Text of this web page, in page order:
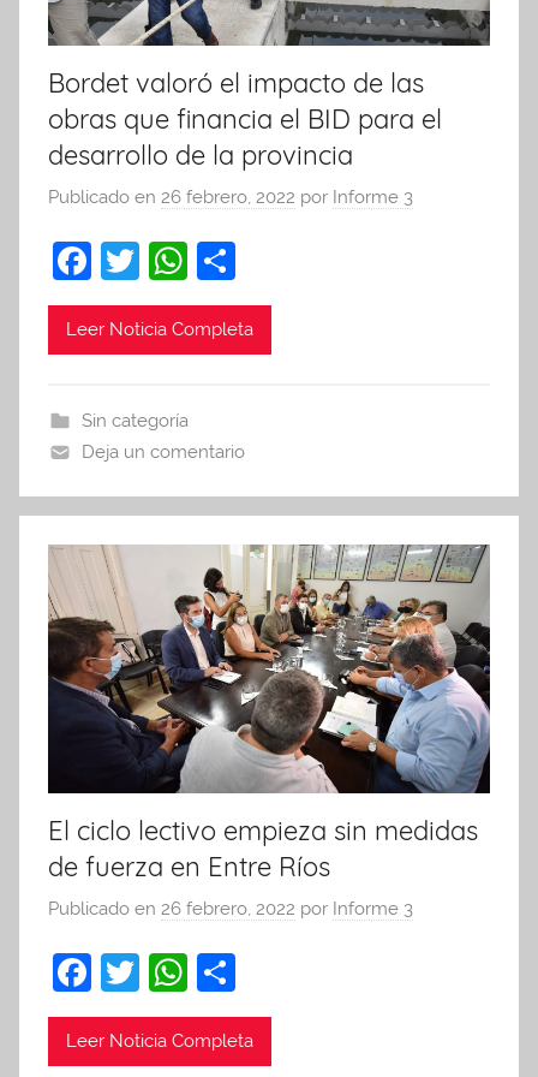
Bordet valoró el impacto de las
obras que financia el BID para el
desarrollo de la provincia
Publicado en 26 febrero, 2022 por Informe 3
F
a
c
b
o
o
k
T
w
itt
W
h
at
A
p
p
o
m
tir
Leer Noticia Completa
Sin categoría
Deja un comentario
El ciclo lectivo empieza sin medidas
de fuerza en Entre Ríos
Publicado en 26 febrero, 2022 por Informe 3
F
a
c
T
w
itt
W
h
at
o
m
Leer Noticia Completa